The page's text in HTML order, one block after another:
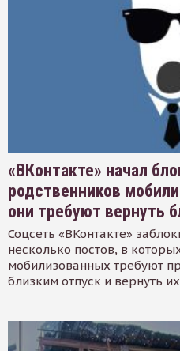
«ВКонтакте» начал
родственников
они требуют вернуть
Соцсеть «ВКонтакте»
несколько постов, в
мобилизованных требуют
близким отпуск и вернуть